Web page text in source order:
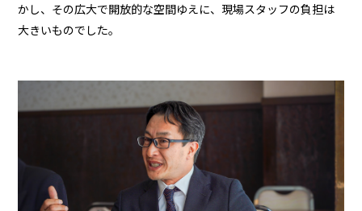
かし、その広大で開放的な空間ゆえに、現場スタッフの負担は
大きいものでした。